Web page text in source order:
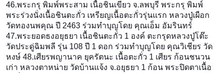
46.พระกรุ พิมพ์พระสาม เนื้อชินเขียว จ.ลพบุรี พระกรุ พิมพ์
พระร่วงนั่งเนื้อชินตะกั่ว เหรียญเนื้อตะกั่วรุ่นแรก หลวงปู่เผือก
วัดทองนพคุณ ปี 2463 ร่วมทำบุญโดย คุณเอ็ม อัมรินทร์
47.พระยอดธงอยุธยา เนื้อชินตะกั่ว 1 องค์ ตะกรุดหลวงปู่โต๊ะ
วัดประดู่ฉิมพลี รุ่น 108 ปี 1 ดอก ร่วมทำบุญโดย คุณวิเชียร วัด
หงษ์ 48.เศียรพญานาค ยุครัตนะ เนื้อตะกั่ว 1 เศียร ก้อนชนวน
เก่า หลวงตาหน่าย วัดบ้านแจ้ง จ.อยุธยา 1 ก้อน พระปิดตาเนื้อ